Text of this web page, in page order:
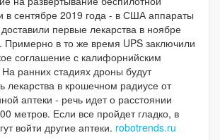
в сентябре 2019 года - в США аппараты
первые лекарства в ноябре
Примерно в то же время UPS заключили
соглашение с калифорнийским
ранних стадиях дроны будут
лекарства в крошечном радиусе от
аптеки - речь идет о расстоянии
метров. Если все пройдет гладко, в
войти другие аптеки. robotrends.ru